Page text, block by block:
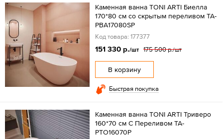
Каменная ванна TONI ARTI Биелла
170*80 см со скрытым переливом TA-
PBA17080SP
Код товара: 177377
151 330 р./шт 175 500 р./шт
В корзину
Быстрая покупка
Каменная ванна TONI ARTI Триверо
160*70 см С Переливом TA-
PTO16070P